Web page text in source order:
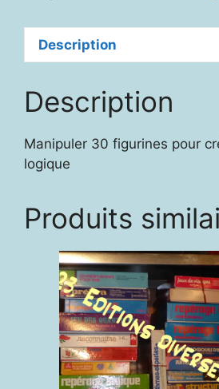
me
donne
la
main
?
Description
Description
Manipuler 30 figurines pour
logique
Produits